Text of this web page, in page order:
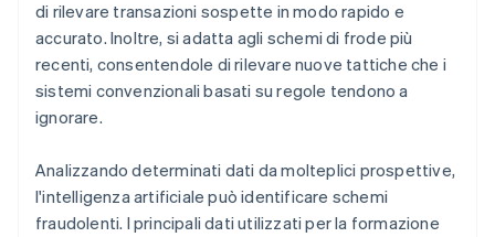
di rilevare transazioni sospette in modo rapido e
accurato. Inoltre, si adatta agli schemi di frode più
recenti, consentendole di rilevare nuove tattiche che i
sistemi convenzionali basati su regole tendono a
ignorare.
Analizzando determinati dati da molteplici prospettive,
l'intelligenza artificiale può identificare schemi
fraudolenti. I principali dati utilizzati per la formazione